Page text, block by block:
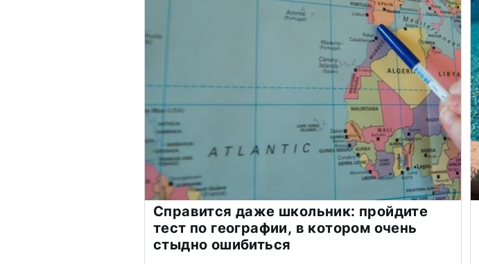
Справится даже школьник: пройдите
тест по географии, в котором очень
стыдно ошибиться